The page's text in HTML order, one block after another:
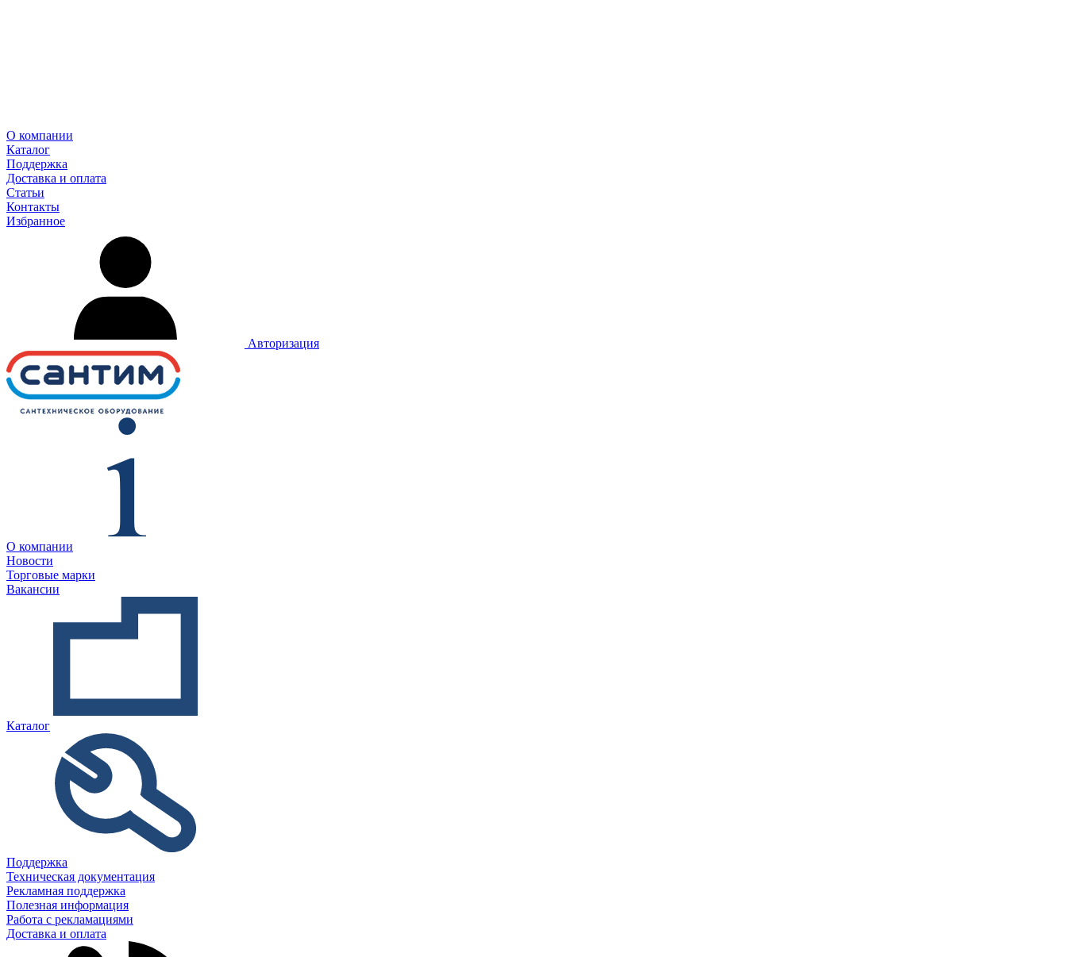
О компании
Каталог
Поддержка
Доставка и оплата
Статьи
Контакты
Избранное
Авторизация
О компании
Новости
Торговые марки
Вакансии
Каталог
Поддержка
Техническая документация
Рекламная поддержка
Полезная информация
Работа с рекламациями
Доставка и оплата